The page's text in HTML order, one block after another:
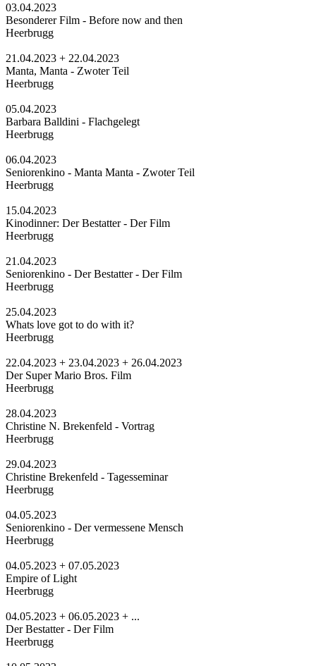
03.04.2023
Besonderer Film - Before now and then
Heerbrugg
21.04.2023 + 22.04.2023
Manta, Manta - Zwoter Teil
Heerbrugg
05.04.2023
Barbara Balldini - Flachgelegt
Heerbrugg
06.04.2023
Seniorenkino - Manta Manta - Zwoter Teil
Heerbrugg
15.04.2023
Kinodinner: Der Bestatter - Der Film
Heerbrugg
21.04.2023
Seniorenkino - Der Bestatter - Der Film
Heerbrugg
25.04.2023
Whats love got to do with it?
Heerbrugg
22.04.2023 + 23.04.2023 + 26.04.2023
Der Super Mario Bros. Film
Heerbrugg
28.04.2023
Christine N. Brekenfeld - Vortrag
Heerbrugg
29.04.2023
Christine Brekenfeld - Tagesseminar
Heerbrugg
04.05.2023
Seniorenkino - Der vermessene Mensch
Heerbrugg
04.05.2023 + 07.05.2023
Empire of Light
Heerbrugg
04.05.2023 + 06.05.2023 + ...
Der Bestatter - Der Film
Heerbrugg